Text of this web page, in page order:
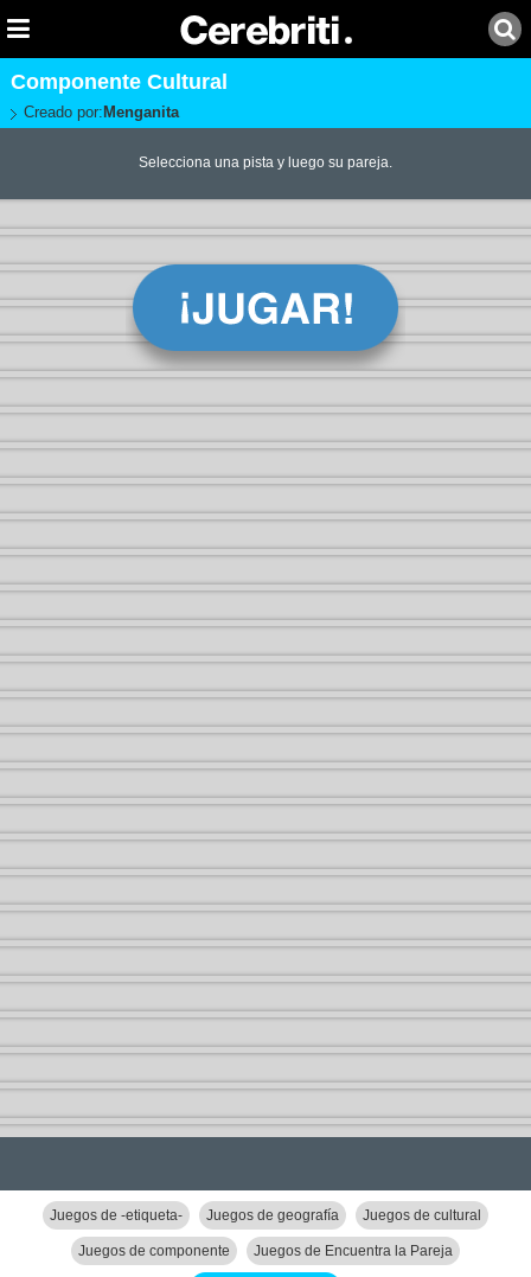
Componente Cultural
Creado por: Menganita
Selecciona una pista y luego su pareja.
Juegos de -etiqueta- Juegos de geografía Juegos de cultural
Juegos de componente Juegos de Encuentra la Pareja